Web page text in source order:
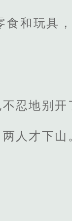
食和玩具
忍地别开
人才下山